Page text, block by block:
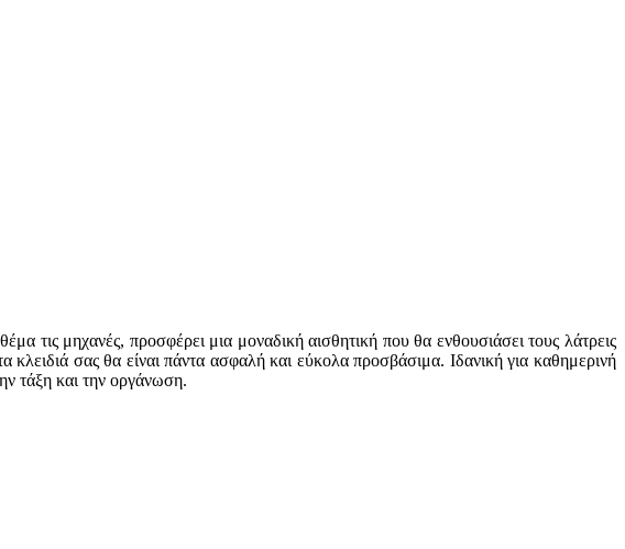
τις μηχανές, προσφέρει μια μοναδική αισθητική που θα ενθουσιάσει τους λάτρεις
σας θα είναι πάντα ασφαλή και εύκολα προσβάσιμα. Ιδανική για καθημερινή
τάξη και την οργάνωση.